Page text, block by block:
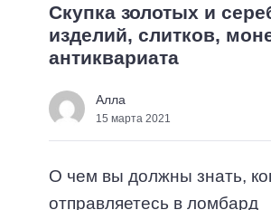
Скупка золотых и
изделий, слитков,
антиквариата
Алла
15 марта 2021
О чем вы должны знать,
отправляетесь в ломбард